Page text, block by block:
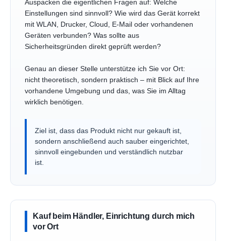
Auspacken die eigentlichen Fragen auf: Welche
Einstellungen sind sinnvoll? Wie wird das Gerät korrekt
mit WLAN, Drucker, Cloud, E-Mail oder vorhandenen
Geräten verbunden? Was sollte aus
Sicherheitsgründen direkt geprüft werden?
Genau an dieser Stelle unterstütze ich Sie vor Ort:
nicht theoretisch, sondern praktisch – mit Blick auf Ihre
vorhandene Umgebung und das, was Sie im Alltag
wirklich benötigen.
Ziel ist, dass das Produkt nicht nur gekauft ist,
sondern anschließend auch sauber eingerichtet,
sinnvoll eingebunden und verständlich nutzbar
ist.
Kauf beim Händler, Einrichtung durch mich
vor Ort